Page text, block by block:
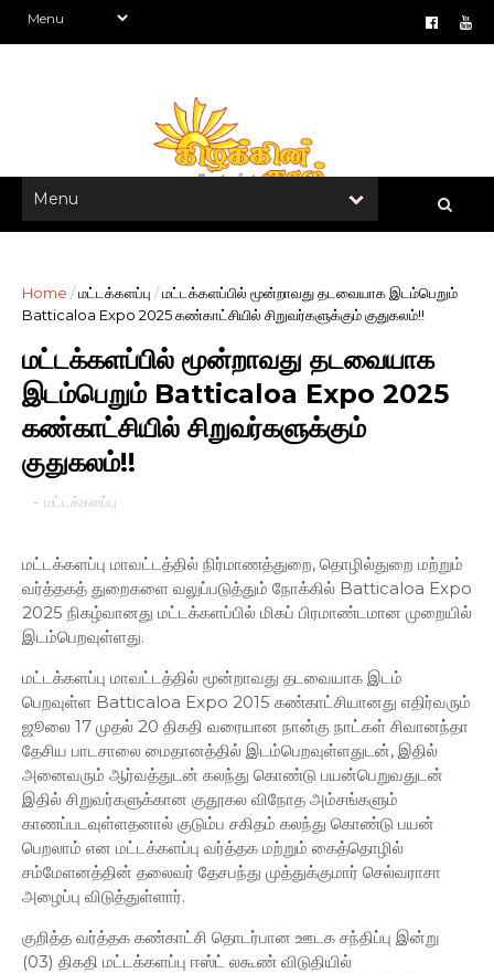
Home /மட்டக்களப்பு /மட்டக்களப்பில் மூன்றாவது தடவையாக இடம்பெறும்
Batticaloa Expo 2025 கண்காட்சியில் சிறுவர்களுக்கும் குதுகலம்!!
மட்டக்களப்பில் மூன்றாவது தடவையாக
இடம்பெறும் Batticaloa Expo 2025
கண்காட்சியில் சிறுவர்களுக்கும்
குதுகலம்!!
- மட்டக்களப்பு
மட்டக்களப்பு மாவட்டத்தில் நிர்மாணத்துறை, தொழில்துறை மற்றும்
வர்த்தகத் துறைகளை வலுப்படுத்தும் நோக்கில் Batticaloa Expo
2025 நிகழ்வானது மட்டக்களப்பில் மிகப் பிரமாண்டமான முறையில்
இடம்பெறவுள்ளது.
மட்டக்களப்பு மாவட்டத்தில் மூன்றாவது தடவையாக இடம்
பெறவுள்ள Batticaloa Expo 2015 கண்காட்சியானது எதிர்வரும்
ஜூலை 17 முதல் 20 திகதி வரையான நான்கு நாட்கள் சிவானந்தா
தேசிய பாடசாலை மைதானத்தில் இடம்பெறவுள்ளதுடன், இதில்
அனைவரும் ஆர்வத்துடன் கலந்து கொண்டு பயன்பெறுவதுடன்
இதில் சிறுவர்களுக்கான குதூகல விநோத அம்சங்களும்
காணப்படவுள்ளதனால் குடும்ப சகிதம் கலந்து கொண்டு பயன்
பெறலாம் என மட்டக்களப்பு வர்த்தக மற்றும் கைத்தொழில்
சம்மேளனத்தின் தலைவர் தேசபந்து முத்துக்குமார் செல்வராசா
அழைப்பு விடுத்துள்ளார்.
குறித்த வர்த்தக கண்காட்சி தொடர்பான ஊடக சந்திப்பு இன்று
(03) திகதி மட்டக்களப்பு ஈஸ்ட் லகூண் விடுதியில்